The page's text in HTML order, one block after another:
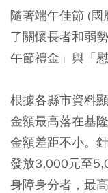
隨著端午佳節 (
了關懷長者和弱
午節禮金」與「
根據各縣市資料
金額最高落在基
金額差距不小。
發放3,000元至
身障身分者，最